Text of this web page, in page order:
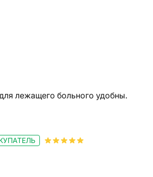
лежащего больного удобны.